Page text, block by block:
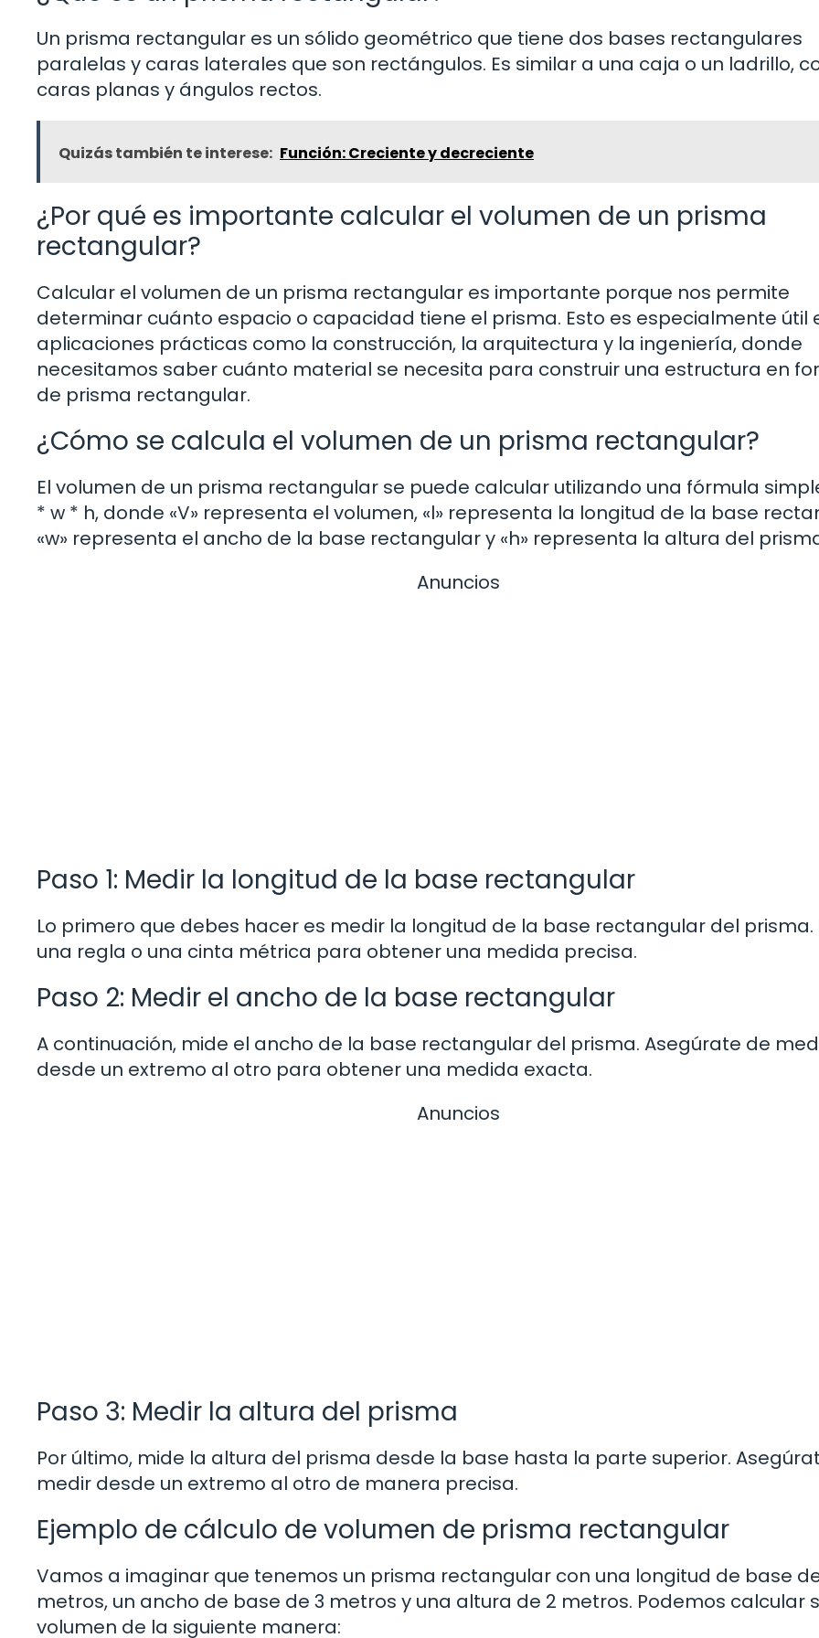
Un prisma rectangular es un sólido geométrico que tiene dos bases rectangulares
paralelas y caras laterales que son rectángulos. Es similar a una caja o un ladrillo,
caras planas y ángulos rectos.
Quizás también te interese: Función: Creciente y decreciente
¿Por qué es importante calcular el volumen de un prisma
rectangular?
Calcular el volumen de un prisma rectangular es importante porque nos permite
determinar cuánto espacio o capacidad tiene el prisma. Esto es especialmente útil
aplicaciones prácticas como la construcción, la arquitectura y la ingeniería, donde
necesitamos saber cuánto material se necesita para construir una estructura en
de prisma rectangular.
¿Cómo se calcula el volumen de un prisma rectangular?
El volumen de un prisma rectangular se puede calcular utilizando una fórmula
* w * h, donde «V» representa el volumen, «l» representa la longitud de la base
«w» representa el ancho de la base rectangular y «h» representa la altura del
Anuncios
Paso 1: Medir la longitud de la base rectangular
Lo primero que debes hacer es medir la longitud de la base rectangular del prisma.
una regla o una cinta métrica para obtener una medida precisa.
Paso 2: Medir el ancho de la base rectangular
A continuación, mide el ancho de la base rectangular del prisma. Asegúrate de
desde un extremo al otro para obtener una medida exacta.
Anuncios
Paso 3: Medir la altura del prisma
Por último, mide la altura del prisma desde la base hasta la parte superior.
medir desde un extremo al otro de manera precisa.
Ejemplo de cálculo de volumen de prisma rectangular
Vamos a imaginar que tenemos un prisma rectangular con una longitud de base
metros, un ancho de base de 3 metros y una altura de 2 metros. Podemos calcular
volumen de la siguiente manera: